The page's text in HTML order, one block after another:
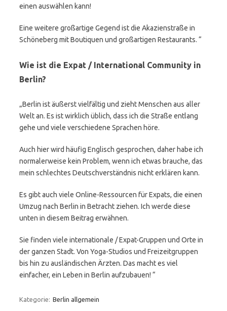
einen auswählen kann!
Eine weitere großartige Gegend ist die Akazienstraße in
Schöneberg mit Boutiquen und großartigen Restaurants. “
Wie ist die Expat / International Community in
Berlin?
„Berlin ist äußerst vielfältig und zieht Menschen aus aller
Welt an. Es ist wirklich üblich, dass ich die Straße entlang
gehe und viele verschiedene Sprachen höre.
Auch hier wird häufig Englisch gesprochen, daher habe ich
normalerweise kein Problem, wenn ich etwas brauche, das
mein schlechtes Deutschverständnis nicht erklären kann.
Es gibt auch viele Online-Ressourcen für Expats, die einen
Umzug nach Berlin in Betracht ziehen. Ich werde diese
unten in diesem Beitrag erwähnen.
Sie finden viele internationale / Expat-Gruppen und Orte in
der ganzen Stadt. Von Yoga-Studios und Freizeitgruppen
bis hin zu ausländischen Ärzten. Das macht es viel
einfacher, ein Leben in Berlin aufzubauen! “
Kategorie: Berlin allgemein